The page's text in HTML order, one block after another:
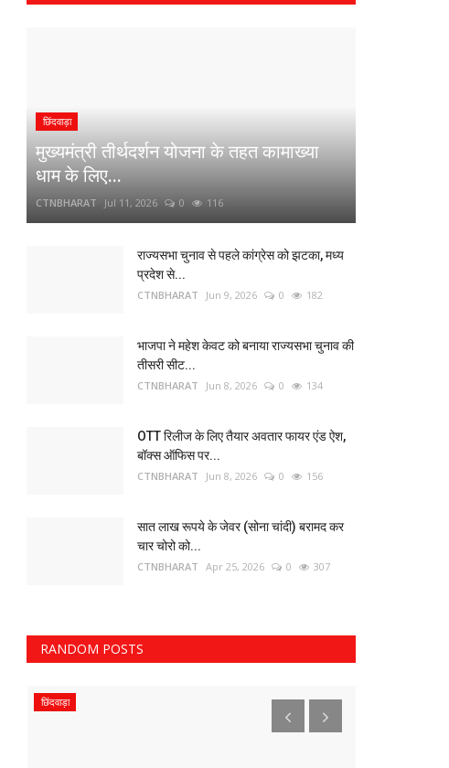
छिंदवाड़ा
मुख्यमंत्री तीर्थदर्शन योजना के तहत कामाख्या
धाम के लिए...
CTNBHARAT Jul 11, 2026 0 116
राज्यसभा चुनाव से पहले कांग्रेस को झटका, मध्य
प्रदेश से...
CTNBHARAT Jun 9, 2026 0 182
भाजपा ने महेश केवट को बनाया राज्यसभा चुनाव की
तीसरी सीट...
CTNBHARAT Jun 8, 2026 0 134
OTT रिलीज के लिए तैयार अवतार फायर एंड ऐश,
बॉक्स ऑफिस पर...
CTNBHARAT Jun 8, 2026 0 156
सात लाख रूपये के जेवर (सोना चांदी) बरामद कर
चार चोरो को...
CTNBHARAT Apr 25, 2026 0 307
RANDOM POSTS
छिंदवाड़ा